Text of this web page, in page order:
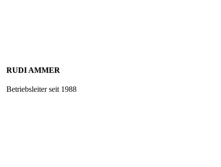
RUDI AMMER
Betriebsleiter seit 1988